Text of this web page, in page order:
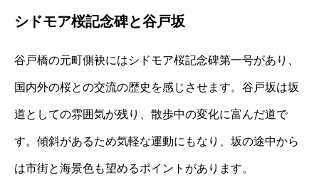
シドモア桜記念碑と谷戸坂
谷戸橋の元町側袂にはシドモア桜記念碑第一号があり、
国内外の桜との交流の歴史を感じさせます。谷戸坂は坂
道としての雰囲気が残り、散歩中の変化に富んだ道で
す。傾斜があるため気軽な運動にもなり、坂の途中から
は市街と海景色も望めるポイントがあります。